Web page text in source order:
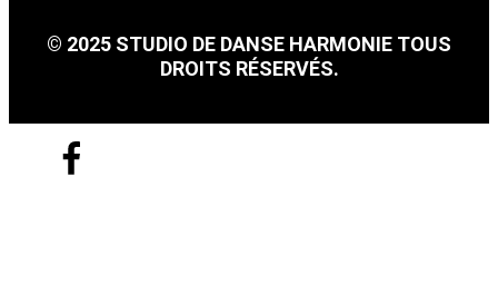
© 2025 STUDIO DE DANSE HARMONIE TOUS
DROITS RÉSERVÉS.